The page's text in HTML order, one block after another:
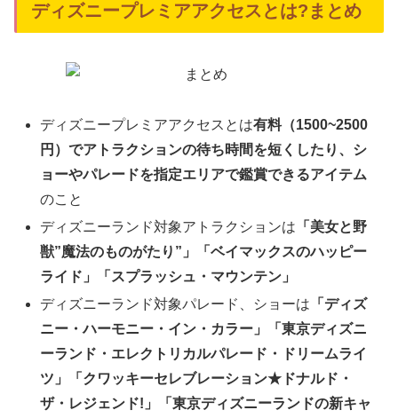
ディズニープレミアアクセスとは?まとめ
ディズニープレミアアクセスとは有料（1500~2500
円）でアトラクションの待ち時間を短くしたり、シ
ョーやパレードを指定エリアで鑑賞できるアイテム
のこと
ディズニーランド対象アトラクションは 「美女と野
獣”魔法のものがたり”」「ベイマックスのハッピー
ライド」「スプラッシュ・マウンテン」
ディズニーランド対象パレード、ショーは 「ディズ
ニー・ハーモニー・イン・カラー」「東京ディズニ
ーランド・エレクトリカルパレード・ドリームライ
ツ」「クワッキーセレブレーション★ドナルド・
ザ・レジェンド!」「東京ディズニーランドの新キャ